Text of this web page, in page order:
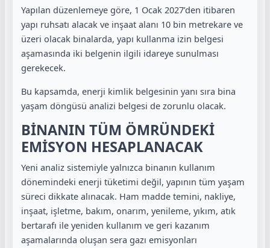
Yapılan düzenlemeye göre, 1 Ocak 2027’den itibaren
yapı ruhsatı alacak ve inşaat alanı 10 bin metrekare ve
üzeri olacak binalarda, yapı kullanma izin belgesi
aşamasında iki belgenin ilgili idareye sunulması
gerekecek.
Bu kapsamda, enerji kimlik belgesinin yanı sıra bina
yaşam döngüsü analizi belgesi de zorunlu olacak.
BİNANIN TÜM ÖMRÜNDEKİ
EMİSYON HESAPLANACAK
Yeni analiz sistemiyle yalnızca binanın kullanım
dönemindeki enerji tüketimi değil, yapının tüm yaşam
süreci dikkate alınacak. Ham madde temini, nakliye,
inşaat, işletme, bakım, onarım, yenileme, yıkım, atık
bertarafı ile yeniden kullanım ve geri kazanım
aşamalarında oluşan sera gazı emisyonları